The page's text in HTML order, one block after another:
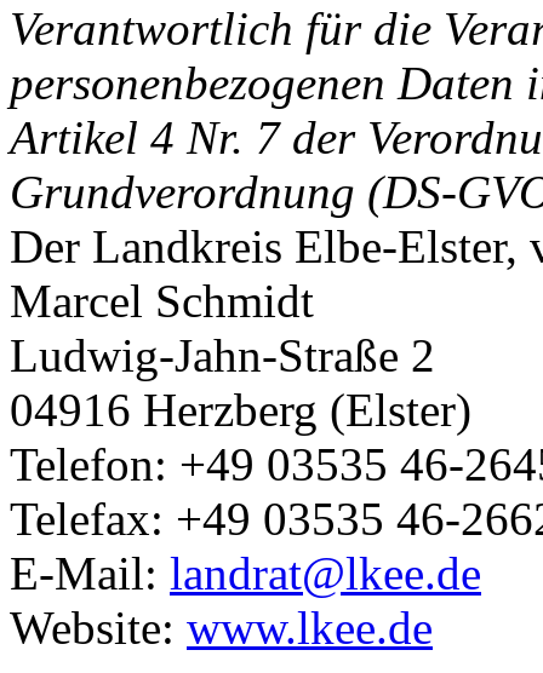
Verantwortlich für die
personenbezogenen Daten
Artikel 4 Nr. 7 der
Grundverordnung (DS-
Der Landkreis Elbe-Elster,
Marcel Schmidt
Ludwig-Jahn-Straße 2
04916 Herzberg (Elster)
Telefon: +49 03535 46-
Telefax: +49 03535 46-
E-Mail: landrat@lkee.de
Website: www.lkee.de